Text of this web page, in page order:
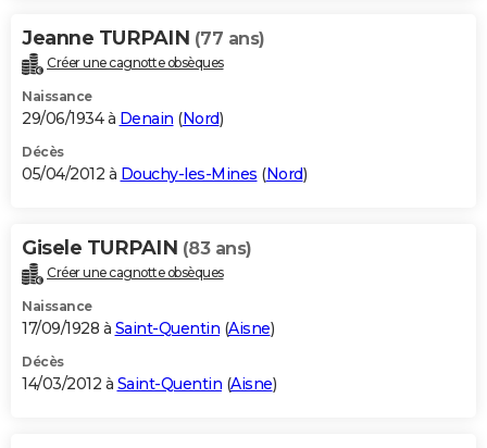
Jeanne TURPAIN (77 ans)
Créer une cagnotte obsèques
Naissance
29/06/1934 à Denain (Nord)
Décès
05/04/2012 à Douchy-les-Mines (Nord)
Gisele TURPAIN (83 ans)
Créer une cagnotte obsèques
Naissance
17/09/1928 à Saint-Quentin (Aisne)
Décès
14/03/2012 à Saint-Quentin (Aisne)